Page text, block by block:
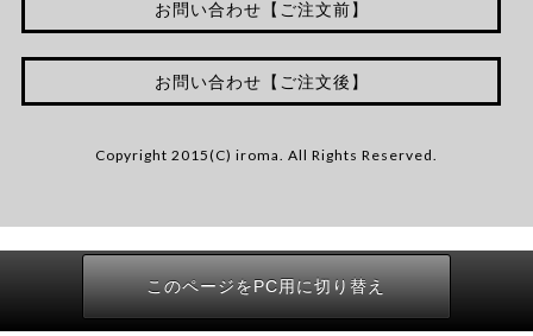
お問い合わせ【ご注文前】
お問い合わせ【ご注文後】
Copyright 2015(C) iroma. All Rights Reserved.
このページをPC用に切り替え